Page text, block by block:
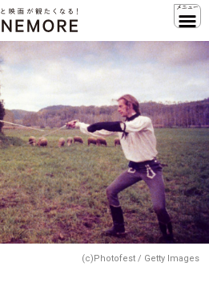
(c)Photofest / Getty Images